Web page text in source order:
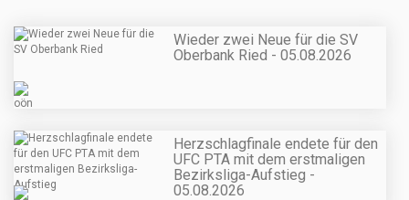
Wieder zwei Neue für die SV
Oberbank Ried - 05.08.2026
Herzschlagfinale endete für den
UFC PTA mit dem erstmaligen
Bezirksliga-Aufstieg -
05.08.2026